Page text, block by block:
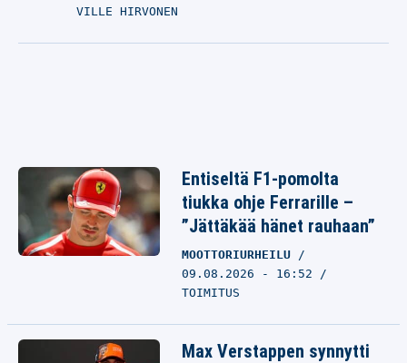
VILLE HIRVONEN
Entiseltä F1-pomolta
tiukka ohje Ferrarille –
”Jättäkää hänet rauhaan”
MOOTTORIURHEILU
09.08.2026 - 16:52
TOIMITUS
Max Verstappen synnytti